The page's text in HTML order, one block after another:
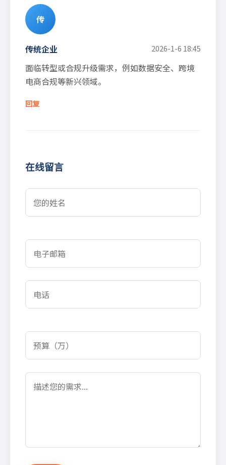
传
传统企业 2026-1-6 18:45
面临转型或合规升级需求，例如数据安全、跨境
电商合规等新兴领域。
回复
在线留言